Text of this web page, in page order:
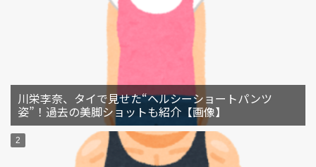
川栄李奈、タイで見せた“ヘルシーショートパンツ
姿”！過去の美脚ショットも紹介【画像】